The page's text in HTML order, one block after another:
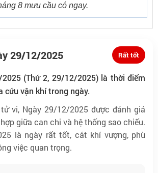
8 mưu cầu có ngay.
29/12/2025 Rất tốt
(Thứ 2, 29/12/2025) là thời điểm
cứu vận khí trong ngày.
vi, Ngày 29/12/2025 được đánh giá
giữa can chi và hệ thống sao chiếu.
là ngày rất tốt, cát khí vượng, phù
việc quan trọng.